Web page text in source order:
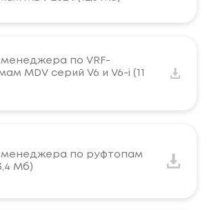
менеджера по VRF-
MDV серий V6 и V6-i (11
менеджера по руфтопам
Мб)